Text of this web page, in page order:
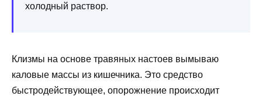
холодный раствор.
Клизмы на основе травяных настоев вымываю
каловые массы из кишечника. Это средство
быстродействующее, опорожнение происходит